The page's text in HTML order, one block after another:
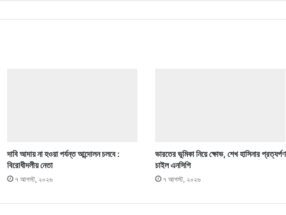
দাবি আদায় না হওয়া পর্যন্ত আন্দোলন চলবে :
বিরোধীদলীয় নেতা
৭ আগস্ট, ২০২৬
ভারতের ভূমিকা নিয়ে ক্ষোভ, শেখ হাসিনার প্রত্যর্পণ
চাইল এনসিপি
৭ আগস্ট, ২০২৬